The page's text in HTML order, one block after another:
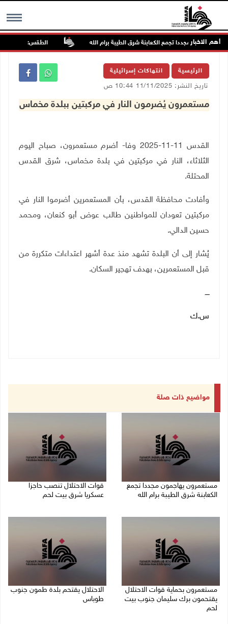
MENU أهم الاخبار
يهاجمون مجددا تجمع الكعابنة شرق الطيبة برام الله الطقس: أجواء صافية
الرئيسية انتهاكات إسرائيلية
تاريخ النشر: 11/11/2025 10:44 ص
مستعمرون يُضرمون النار في مركبتين ببلدة مخماس
القدس 11-11-2025 وفا- أضرم مستعمرون، صباح اليوم
الثلاثاء، النار في مركبتين في بلدة مخماس، شرق القدس
المحتلة.
وأفادت محافظة القدس، بأن المستعمرين أضرموا النار في
مركبتين تعودان للمواطنين طالب عوض أبو كنعان، ومحمد
حسين الدالي.
يُشار إلى أن البلدة تشهد منذ عدة أشهر اعتداءات متكررة من
قبل المستعمرين، بهدف تهجير السكان.
ــــ
س.ك
مواضيع ذات صلة
مستعمرون يهاجمون مجددا تجمع
الكعابنة شرق الطيبة برام الله
قوات الاحتلال تنصب حاجزا
عسكريا شرق بيت لحم
مستعمرون بحماية قوات الاحتلال
يقتحمون برك سليمان جنوب بيت
لحم
الاحتلال يقتحم بلدة طمون جنوب
طوباس